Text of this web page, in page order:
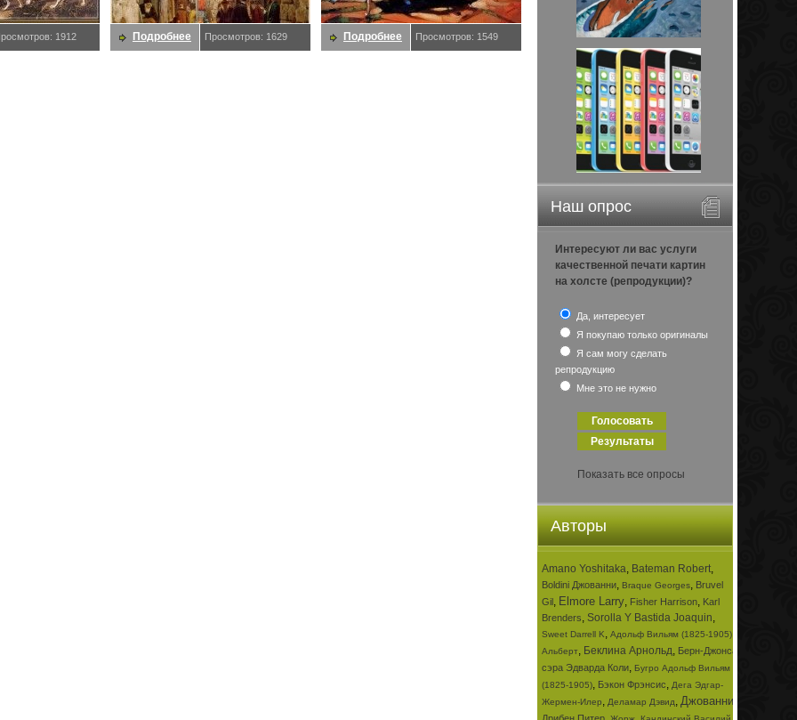
Наш опрос
Интересуют ли вас услуги
качественной печати картин
на холсте (репродукции)?
Да, интересует
Я покупаю только оригиналы
Я сам могу сделать
репродукцию
Мне это не нужно
Показать все опросы
Авторы
Amano Yoshitaka, Bateman Robert,
Boldini Джованни, Braque Georges, Bruvel
Gil, Elmore Larry, Fisher Harrison, Karl
Brenders, Sorolla Y Bastida Joaquin,
Sweet Darrell K, Адольф Вильям (1825-1905)
Альберт, Беклина Арнольд, Берн-Джонса
сэра Эдварда Коли, Бугро Адольф Вильям
(1825-1905), Бэкон Фрэнсис, Дега Эдгар-
Жермен-Илер, Деламар Дэвид, Джованни
1912 Подробнее Просмотров: 1629 Подробнее Просмотров: 1549